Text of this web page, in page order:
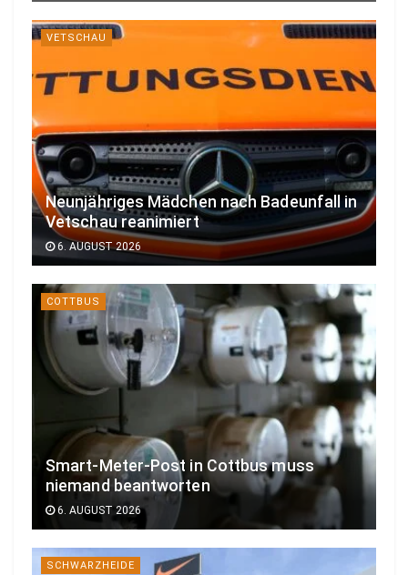
VETSCHAU
Neunjähriges Mädchen nach Badeunfall in
Vetschau reanimiert
6. AUGUST 2026
COTTBUS
Smart-Meter-Post in Cottbus muss
niemand beantworten
6. AUGUST 2026
SCHWARZHEIDE